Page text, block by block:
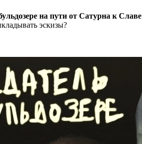
на пути от Сатурна к Славе
эскизы?